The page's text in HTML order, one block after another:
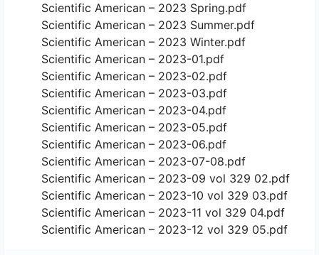
Scientific American – 2023 Spring.pdf
Scientific American – 2023 Summer.pdf
Scientific American – 2023 Winter.pdf
Scientific American – 2023-01.pdf
Scientific American – 2023-02.pdf
Scientific American – 2023-03.pdf
Scientific American – 2023-04.pdf
Scientific American – 2023-05.pdf
Scientific American – 2023-06.pdf
Scientific American – 2023-07-08.pdf
Sсientifiс Аmericаn – 2023-09 vol 329 02.pdf
Sсientifiс Аmericаn – 2023-10 vol 329 03.pdf
Sсientifiс Аmericаn – 2023-11 vol 329 04.pdf
Sсientifiс Аmericаn – 2023-12 vol 329 05.pdf